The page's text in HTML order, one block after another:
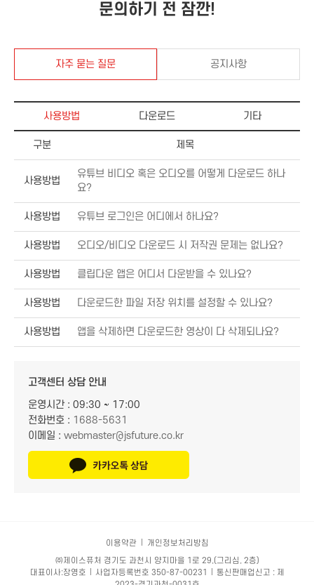
문의하기 전 잠깐!
자주 묻는 질문 공지사항
사용방법 다운로드 기타
구분 제목
사용방법
유튜브 비디오 혹은 오디오를 어떻게 다운로드 하나
요?
사용방법 유튜브 로그인은 어디에서 하나요?
사용방법 오디오/비디오 다운로드 시 저작권 문제는 없나요?
사용방법 클립다운 앱은 어디서 다운받을 수 있나요?
사용방법 다운로드한 파일 저장 위치를 설정할 수 있나요?
사용방법 앱을 삭제하면 다운로드한 영상이 다 삭제되나요?
고객센터 상담 안내
운영시간 : 09:30 ~ 17:00
전화번호 : 1688-5631
이메일 : webmaster@jsfuture.co.kr
이용약관
개인정보처리방침
㈜제이스퓨처 경기도 과천시 양지마을 1로 29,(그리심, 2층)
대표이사:장영호
사업자등록번호 350-87-00231
통신판매업신고 : 제